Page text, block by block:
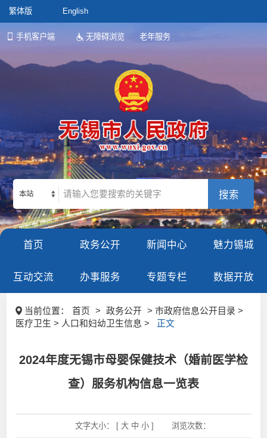
繁体版 English
手机客户端 无障碍浏览 老年服务
本站
首页 政务公开 新闻中心 魅力锡城
互动交流 办事服务 专题专栏 数据开放
当前位置： 首页 > 政务公开
> 市政府信息公开目录 >
医疗卫生 > 人口和妇幼卫生信息 >
正文
2024年度无锡市母婴保健技术（婚前医学检
查）服务机构信息一览表
文字大小： [ 大 中 小] 浏览次数：